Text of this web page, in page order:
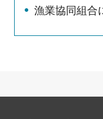
漁業協同組合